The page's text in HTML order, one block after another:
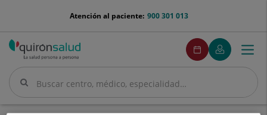
menu-
900 301 013
Atención al paciente:
Buscar
Buscar
menuPedirCita
Pedir
cita
Mi
Quirónsalud
Menú